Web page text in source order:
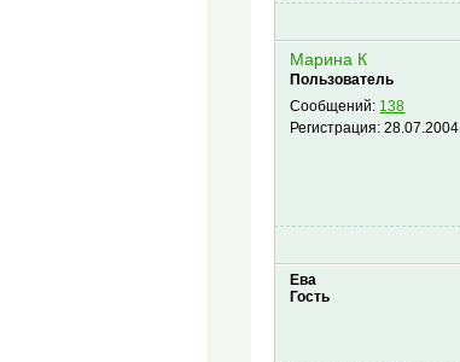
Марина К
Пользователь
Сообщений: 138
Регистрация:28.07.2004
Ева
Гость